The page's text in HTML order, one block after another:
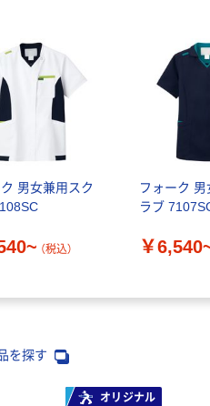
男女兼用スク
（税込）
フォーク 男
ラブ
￥
を探す
オリジナル